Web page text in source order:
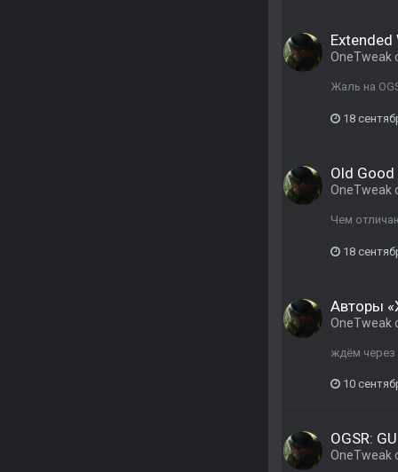
Extended
OneTweak
Жаль на
18
Old
OneTweak
Чем
18
Авторы
OneTweak
ждём через
10
OGSR:
OneTweak